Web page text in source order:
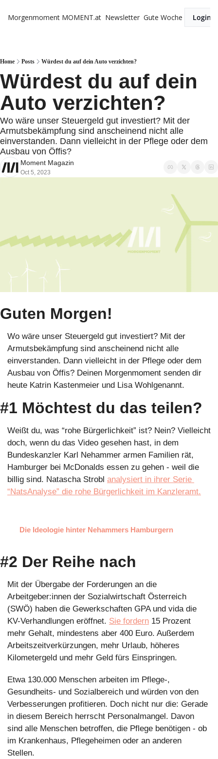
Morgenmoment MOMENT.at Newsletter Gute Woche Login
Home Posts Würdest du auf dein Auto verzichten?
Würdest du auf dein
Auto verzichten?
Wo wäre unser Steuergeld gut investiert? Mit der
Armutsbekämpfung sind anscheinend nicht alle
einverstanden. Dann vielleicht in der Pflege oder dem
Ausbau von Öffis?
Moment Magazin
Oct 5, 2023
Guten Morgen!
Wo wäre unser Steuergeld gut investiert? Mit der
Armutsbekämpfung sind anscheinend nicht alle
einverstanden. Dann vielleicht in der Pflege oder dem
Ausbau von Öffis? Deinen Morgenmoment senden dir
heute Katrin Kastenmeier und Lisa Wohlgenannt.
#1 Möchtest du das teilen?
Weißt du, was “rohe Bürgerlichkeit” ist? Nein? Vielleicht
doch, wenn du das Video gesehen hast, in dem
Bundeskanzler Karl Nehammer armen Familien rät,
Hamburger bei McDonalds essen zu gehen - weil die
billig sind. Natascha Strobl analysiert in ihrer Serie
“NatsAnalyse” die rohe Bürgerlichkeit im Kanzleramt.
Die Ideologie hinter Nehammers Hamburgern
#2 Der Reihe nach
Mit der Übergabe der Forderungen an die
Arbeitgeber:innen der Sozialwirtschaft Österreich
(SWÖ) haben die Gewerkschaften GPA und vida die
KV-Verhandlungen eröffnet. Sie fordern 15 Prozent
mehr Gehalt, mindestens aber 400 Euro. Außerdem
Arbeitszeitverkürzungen, mehr Urlaub, höheres
Kilometergeld und mehr Geld fürs Einspringen.
Etwa 130.000 Menschen arbeiten im Pflege-,
Gesundheits- und Sozialbereich und würden von den
Verbesserungen profitieren. Doch nicht nur die: Gerade
in diesem Bereich herrscht Personalmangel. Davon
sind alle Menschen betroffen, die Pflege benötigen - ob
im Krankenhaus, Pflegeheimen oder an anderen
Stellen.